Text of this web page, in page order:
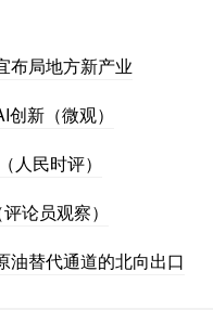
布局地方新产业
新（微观）
人民时评）
论员观察）
油替代通道的北向出口